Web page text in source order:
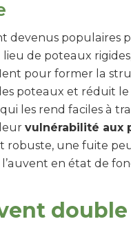
devenus populaires
lieu de poteaux
pour former la
poteaux et réduit
les rend faciles à
vulnérabilité aux
robuste, une fuite
en état de